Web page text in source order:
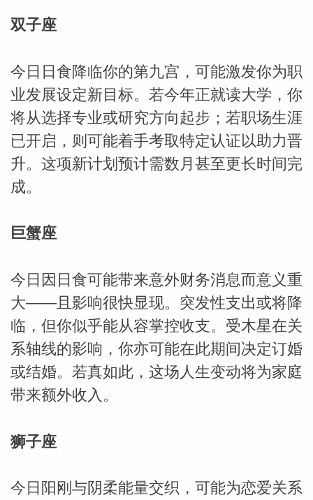
_susan
双子座
今日日食降临你的第九宫，可能激发你为职
业发展设定新目标。若今年正就读大学，你
将从选择专业或研究方向起步；若职场生涯
已开启，则可能着手考取特定认证以助力晋
升。这项新计划预计需数月甚至更长时间完
成。
巨蟹座
今日因日食可能带来意外财务消息而意义重
大——且影响很快显现。突发性支出或将降
临，但你似乎能从容掌控收支。受木星在关
系轴线的影响，你亦可能在此期间决定订婚
或结婚。若真如此，这场人生变动将为家庭
带来额外收入。
狮子座
今日阳刚与阴柔能量交织，可能为恋爱关系